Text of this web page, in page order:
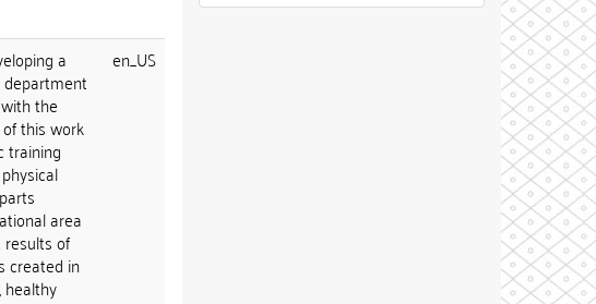
a
the
this work
training
area
of
created in
healthy
en_US